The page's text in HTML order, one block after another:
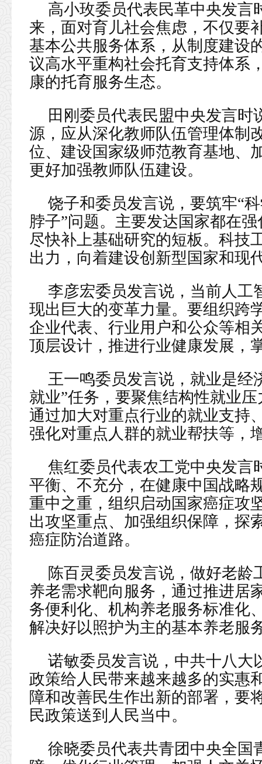
高小玫委员代表民革中央发言
来，面对育儿社会焦虑，不仅要
基本公共服务体系，从制度建设
议高水平重构社会托育支持体系
康的托育服务生态。
田刚委员代表民盟中央发言
源，应从深化教师队伍管理体制
位、建设国家级师范教育基地、
更好加强教师队伍建设。
饶子和委员发言说，要筑牢“
脖子”问题。主要发达国家都在
尽快补上基础研究的短板。科技
出力，向着建设创新型国家和现
李彦宏委员发言说，当前人工
现出巨大的变革力量。要组织跨
企业代表、行业用户和公众等相
顶层设计，推进行业健康发展，
王一鸣委员发言说，就业是经
就业”任务，要聚焦结构性就业
通过加大对重点行业的就业支持
强化对重点人群的就业帮扶等，
焦红委员代表农工党中央发言
平衡、不充分，在健康中国战略
重中之重，组织启动国家癌症攻
出攻坚重点、加强组织保障，探
癌症防治道路。
陈百灵委员发言说，做好老
养老需求靶向服务，通过推进居
务便利化、机构养老服务标准化
解决好以照护为主的基本养老服
诺敏委员发言说，中共十八大
政策给人民带来越来越多的实惠
障和改善民生作出新的部署，要
民政策送到人民当中。
徐晓委员代表共青团中央全国